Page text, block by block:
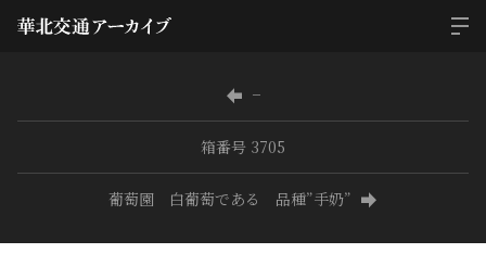
−
箱番号 3705
葡萄園 白葡萄である 品種”手奶”